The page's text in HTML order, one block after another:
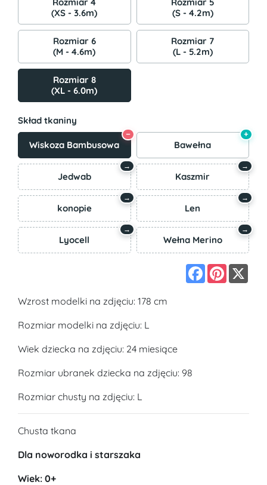
(XS - 3.6m)
(S - 4.2m)
Rozmiar 6
(M - 4.6m)
Rozmiar 7
(L - 5.2m)
Rozmiar 8
(XL - 6.0m)
Skład tkaniny
Wiskoza Bambusowa
−
Bawełna
+
Jedwab
→
Kaszmir
→
konopie
→
Len
→
Lyocell
→
Wełna Merino
→
Facebook
Pinterest
Wzrost modelki na zdjęciu: 178 cm
Rozmiar modelki na zdjęciu: L
Wiek dziecka na zdjęciu: 24 miesiące
Rozmiar ubranek dziecka na zdjęciu: 98
Rozmiar chusty na zdjęciu: L
Chusta tkana
Dla noworodka i starszaka
Wiek: 0+